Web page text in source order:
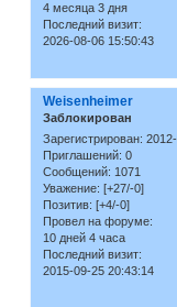
4 месяца 3 дня
Последний визит:
2026-08-06 15:50:43
Weisenheimer
Заблокирован
Зарегистрирован:
Приглашений: 0
Сообщений: 1071
Уважение: [+27/-0]
Позитив: [+4/-0]
Провел на форуме:
10 дней 4 часа
Последний визит:
2015-09-25 20:43:14